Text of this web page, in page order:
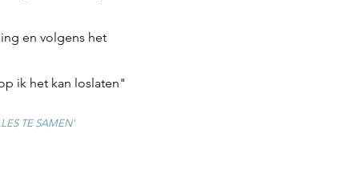
en volgens het
ik het kan loslaten"
TE SAMEN'